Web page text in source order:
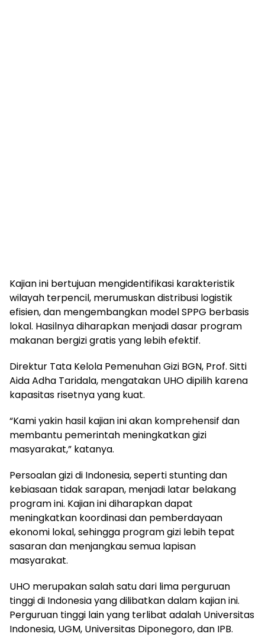
Kajian ini bertujuan mengidentifikasi karakteristik
wilayah terpencil, merumuskan distribusi logistik
efisien, dan mengembangkan model SPPG berbasis
lokal. Hasilnya diharapkan menjadi dasar program
makanan bergizi gratis yang lebih efektif.
Direktur Tata Kelola Pemenuhan Gizi BGN, Prof. Sitti
Aida Adha Taridala, mengatakan UHO dipilih karena
kapasitas risetnya yang kuat.
“Kami yakin hasil kajian ini akan komprehensif dan
membantu pemerintah meningkatkan gizi
masyarakat,” katanya.
Persoalan gizi di Indonesia, seperti stunting dan
kebiasaan tidak sarapan, menjadi latar belakang
program ini. Kajian ini diharapkan dapat
meningkatkan koordinasi dan pemberdayaan
ekonomi lokal, sehingga program gizi lebih tepat
sasaran dan menjangkau semua lapisan
masyarakat.
UHO merupakan salah satu dari lima perguruan
tinggi di Indonesia yang dilibatkan dalam kajian ini.
Perguruan tinggi lain yang terlibat adalah Universitas
Indonesia, UGM, Universitas Diponegoro, dan IPB.